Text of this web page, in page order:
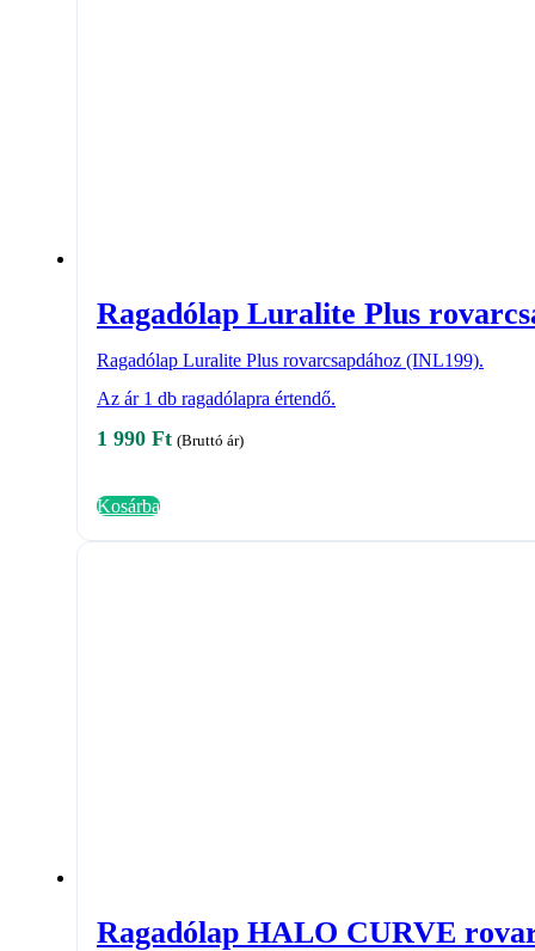
Ragadólap Luralite Plus
Ragadólap Luralite Plus rovarcsapdához (INL199).
Az ár 1 db ragadólapra értendő.
1 990 Ft (Bruttó ár)
Kosárba
Ragadólap HALO CURVE